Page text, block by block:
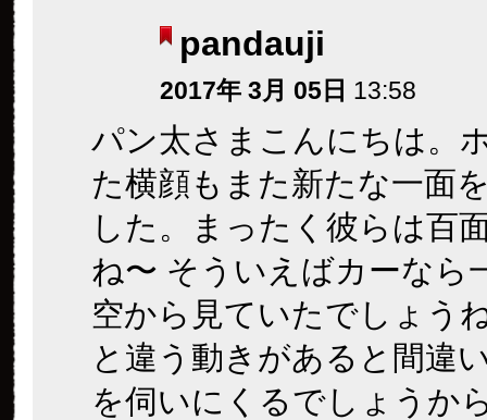
pandauji
2017年 3月 05日 13:58
パン太さまこんにちは。
た横顔もまた新たな一面
した。まったく彼らは百
ね〜 そういえばカーなら
空から見ていたでしょう
と違う動きがあると間違
を伺いにくるでしょうか